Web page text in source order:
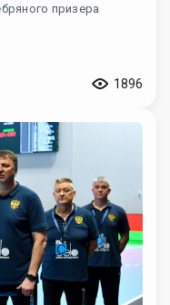
призера
1896